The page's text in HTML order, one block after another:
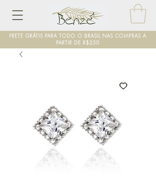
FRETE GRÁTIS PARA TODO O BRASIL NAS COMPRAS A
PARTIR DE R$250